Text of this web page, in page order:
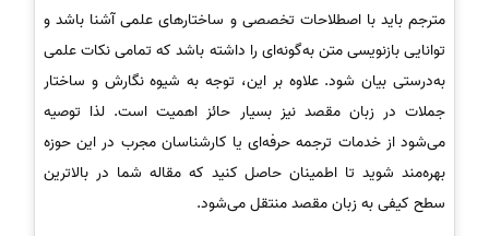
مترجم باید با اصطلاحات تخصصی و ساختارهای علمی آشنا باشد و
توانایی بازنویسی متن به‌گونه‌ای را داشته باشد که تمامی نکات علمی
به‌درستی بیان شود. علاوه بر این، توجه به شیوه نگارش و ساختار
جملات در زبان مقصد نیز بسیار حائز اهمیت است. لذا توصیه
می‌شود از خدمات ترجمه حرفه‌ای یا کارشناسان مجرب در این حوزه
بهره‌مند شوید تا اطمینان حاصل کنید که مقاله شما در بالاترین
سطح کیفی به زبان مقصد منتقل می‌شود.